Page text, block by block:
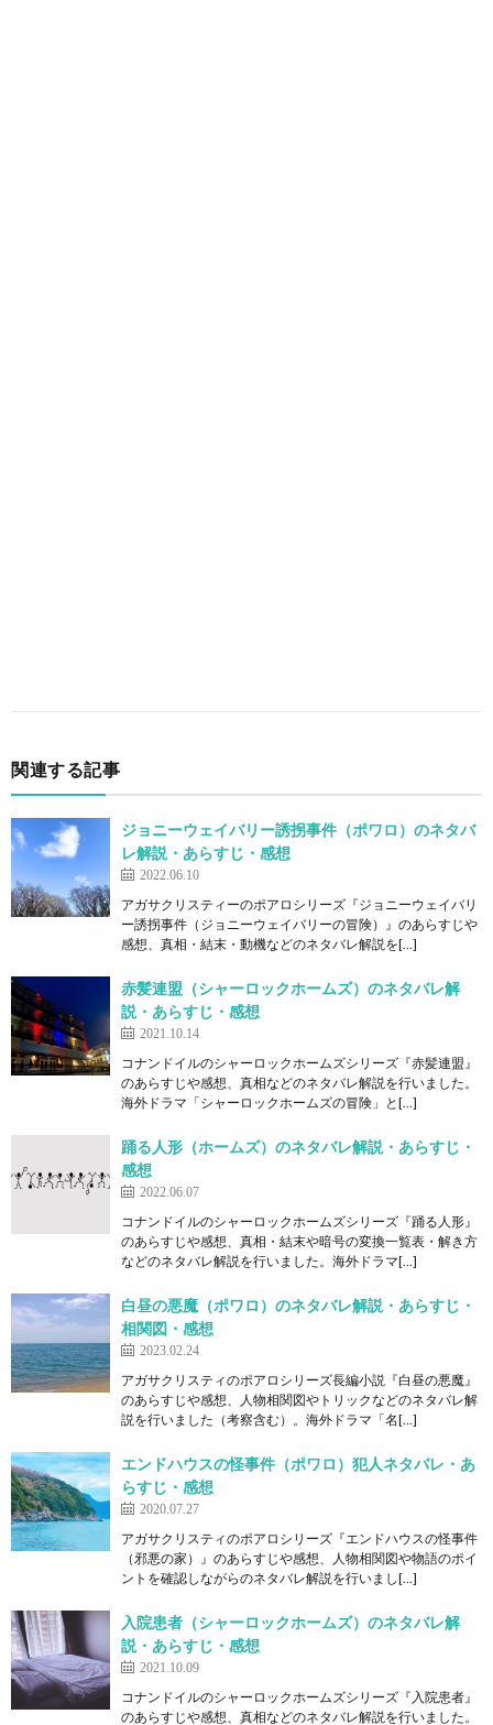
関連する記事
ジョニーウェイバリー誘拐事件（ポワロ）のネタバ
レ解説・あらすじ・感想
2022.06.10
アガサクリスティーのポアロシリーズ『ジョニーウェイバリ
ー誘拐事件（ジョニーウェイバリーの冒険）』のあらすじや
感想、真相・結末・動機などのネタバレ解説を[…]
赤髪連盟（シャーロックホームズ）のネタバレ解
説・あらすじ・感想
2021.10.14
コナンドイルのシャーロックホームズシリーズ『赤髪連盟』
のあらすじや感想、真相などのネタバレ解説を行いました。
海外ドラマ「シャーロックホームズの冒険」と[…]
踊る人形（ホームズ）のネタバレ解説・あらすじ・
感想
2022.06.07
コナンドイルのシャーロックホームズシリーズ『踊る人形』
のあらすじや感想、真相・結末や暗号の変換一覧表・解き方
などのネタバレ解説を行いました。海外ドラマ[…]
白昼の悪魔（ポワロ）のネタバレ解説・あらすじ・
相関図・感想
2023.02.24
アガサクリスティのポアロシリーズ長編小説『白昼の悪魔』
のあらすじや感想、人物相関図やトリックなどのネタバレ解
説を行いました（考察含む）。海外ドラマ「名[…]
エンドハウスの怪事件（ポワロ）犯人ネタバレ・あ
らすじ・感想
2020.07.27
アガサクリスティのポアロシリーズ『エンドハウスの怪事件
（邪悪の家）』のあらすじや感想、人物相関図や物語のポイ
ントを確認しながらのネタバレ解説を行いまし[…]
入院患者（シャーロックホームズ）のネタバレ解
説・あらすじ・感想
2021.10.09
コナンドイルのシャーロックホームズシリーズ『入院患者』
のあらすじや感想、真相などのネタバレ解説を行いました。